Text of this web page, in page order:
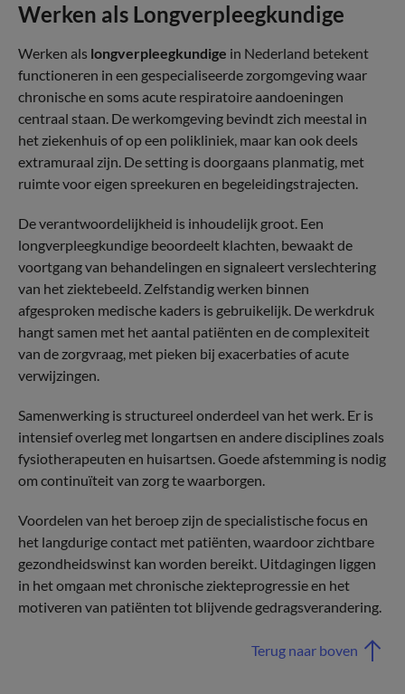
Werken als Longverpleegkundige
Werken als longverpleegkundige in Nederland betekent
functioneren in een gespecialiseerde zorgomgeving waar
chronische en soms acute respiratoire aandoeningen
centraal staan. De werkomgeving bevindt zich meestal in
het ziekenhuis of op een polikliniek, maar kan ook deels
extramuraal zijn. De setting is doorgaans planmatig, met
ruimte voor eigen spreekuren en begeleidingstrajecten.
De verantwoordelijkheid is inhoudelijk groot. Een
longverpleegkundige beoordeelt klachten, bewaakt de
voortgang van behandelingen en signaleert verslechtering
van het ziektebeeld. Zelfstandig werken binnen
afgesproken medische kaders is gebruikelijk. De werkdruk
hangt samen met het aantal patiënten en de complexiteit
van de zorgvraag, met pieken bij exacerbaties of acute
verwijzingen.
Samenwerking is structureel onderdeel van het werk. Er is
intensief overleg met longartsen en andere disciplines zoals
fysiotherapeuten en huisartsen. Goede afstemming is nodig
om continuïteit van zorg te waarborgen.
Voordelen van het beroep zijn de specialistische focus en
het langdurige contact met patiënten, waardoor zichtbare
gezondheidswinst kan worden bereikt. Uitdagingen liggen
in het omgaan met chronische ziekteprogressie en het
motiveren van patiënten tot blijvende gedragsverandering.
Terug naar boven